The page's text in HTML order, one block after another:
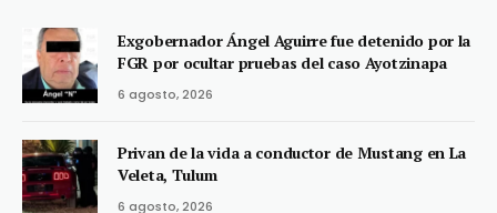
Exgobernador Ángel Aguirre fue detenido por la
FGR por ocultar pruebas del caso Ayotzinapa
6 agosto, 2026
Privan de la vida a conductor de Mustang en La
Veleta, Tulum
6 agosto, 2026